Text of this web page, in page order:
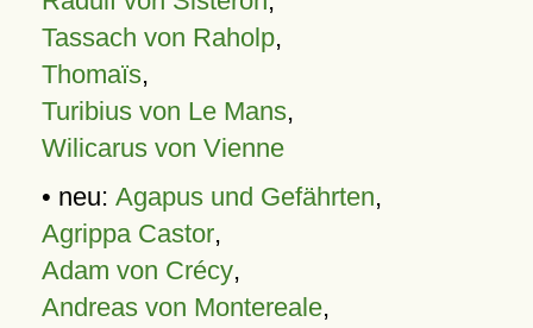
Tassach von Raholp,
Thomaïs,
Turibius von Le Mans,
Wilicarus von Vienne
• neu: Agapus und Gefährten,
Agrippa Castor,
Adam von Crécy,
Andreas von Montereale,